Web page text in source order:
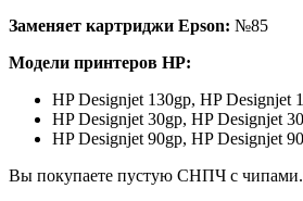
Заменяет картриджи Epson: №85
Модели принтеров HP:
HP Designjet 130gp, HP Designjet
HP Designjet 30gp, HP Designjet
HP Designjet 90gp, HP Designjet
Вы покупаете пустую СНПЧ с чипами.